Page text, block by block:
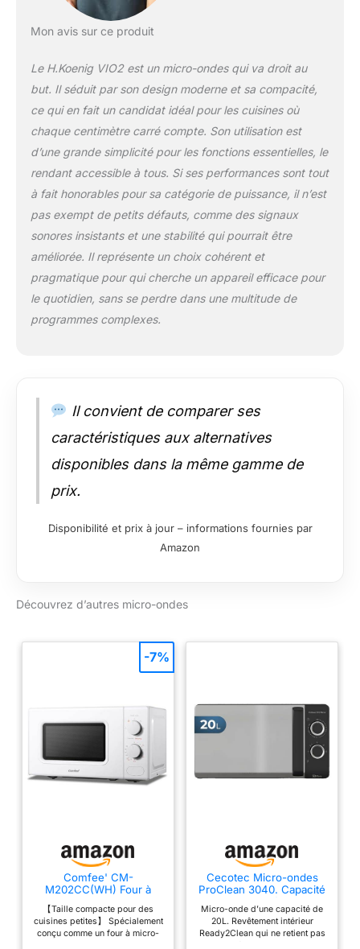
Mon avis sur ce produit
Le H.Koenig VIO2 est un micro-ondes qui va droit au
but. Il séduit par son design moderne et sa compacité,
ce qui en fait un candidat idéal pour les cuisines où
chaque centimètre carré compte. Son utilisation est
d’une grande simplicité pour les fonctions essentielles, le
rendant accessible à tous. Si ses performances sont tout
à fait honorables pour sa catégorie de puissance, il n’est
pas exempt de petits défauts, comme des signaux
sonores insistants et une stabilité qui pourrait être
améliorée. Il représente un choix cohérent et
pragmatique pour qui cherche un appareil efficace pour
le quotidien, sans se perdre dans une multitude de
programmes complexes.
Il convient de comparer ses
caractéristiques aux alternatives
disponibles dans la même gamme de
prix.
Disponibilité et prix à jour – informations fournies par
Amazon
Découvrez d’autres micro-ondes
Comfee' CM-
M202CC(WH) Four à
micro-ondes compact
avec la capacité de 20
litres, 700 W avec
Commande manuelle,
【Taille compacte pour des
cuisines petites】 Spécialement
conçu comme un four à micro-
-7%
Cecotec Micro-ondes
ProClean 3040. Capacité
Ready2Clean, 700 W de
Puissance, 6 Niveaux de
Fonctionnement,
Micro-onde d’une capacité de
20L. Revêtement intérieur
Ready2Clean qui ne retient pas